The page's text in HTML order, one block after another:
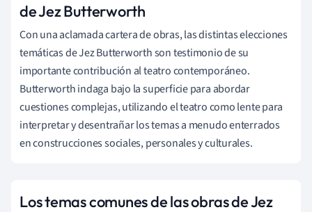
de Jez Butterworth
Con una aclamada cartera de obras, las distintas elecciones
temáticas de Jez Butterworth son testimonio de su
importante contribución al teatro contemporáneo.
Butterworth indaga bajo la superficie para abordar
cuestiones complejas, utilizando el teatro como lente para
interpretar y desentrañar los temas a menudo enterrados
en construcciones sociales, personales y culturales.
Los temas comunes de las obras de Jez